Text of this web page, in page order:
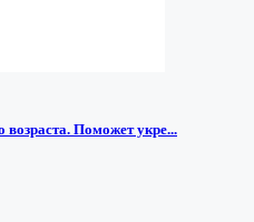
Поможет укре...